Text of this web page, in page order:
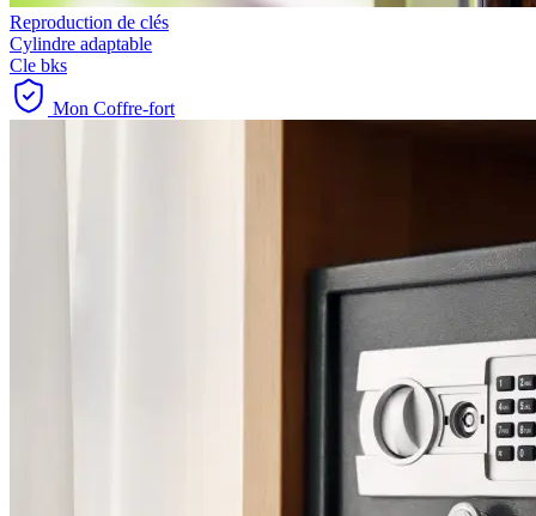
Reproduction de clés
Cylindre adaptable
Cle bks
Mon Coffre-fort